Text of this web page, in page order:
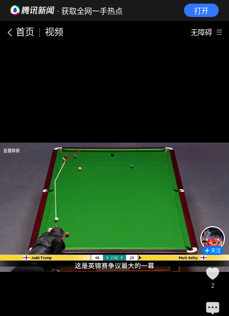
· 获取全网一手热点 打开
首页 视频 无障碍
关注
2